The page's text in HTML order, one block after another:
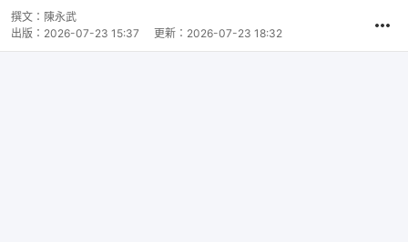
撰文： 陳永武
出版： 2026-07-23 15:37 更新： 2026-07-23 18:32